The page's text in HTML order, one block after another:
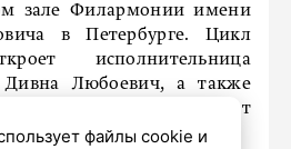
зале Филармонии имени
в Петербурге. Цикл
исполнительница
Дивна Любоевич, а также
Любоевич возглавляет
файлы cookie и